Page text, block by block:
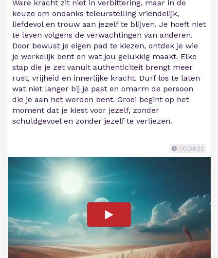
Ware kracht zit niet in verbittering, maar in de
keuze om ondanks teleurstelling vriendelijk,
liefdevol en trouw aan jezelf te blijven. Je hoeft niet
te leven volgens de verwachtingen van anderen.
Door bewust je eigen pad te kiezen, ontdek je wie
je werkelijk bent en wat jou gelukkig maakt. Elke
stap die je zet vanuit authenticiteit brengt meer
rust, vrijheid en innerlijke kracht. Durf los te laten
wat niet langer bij je past en omarm de persoon
die je aan het worden bent. Groei begint op het
moment dat je kiest voor jezelf, zonder
schuldgevoel en zonder jezelf te verliezen.
00:04:22